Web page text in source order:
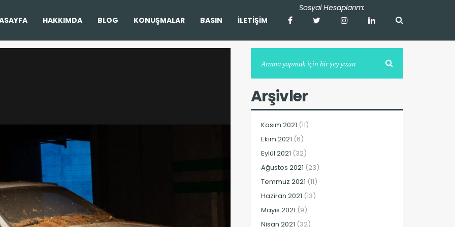
HAKKIMDA BLOG KONUŞMALAR BASIN İLETİŞİM
Arşivler
Kasım 2021 (11)
Ekim 2021 (6)
Eylül 2021 (32)
Ağustos 2021 (23)
Temmuz 2021 (11)
Haziran 2021 (13)
Mayıs 2021 (9)
Nisan 2021 (32)